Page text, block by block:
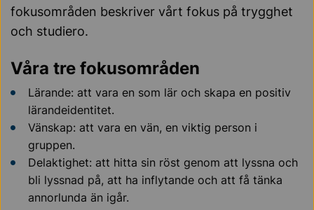
fokusområden beskriver vårt fokus på trygghet
och studiero.
Våra tre fokusområden
Lärande: att vara en som lär och skapa en positiv
lärandeidentitet.
Vänskap: att vara en vän, en viktig person i
gruppen.
Delaktighet: att hitta sin röst genom att lyssna och
bli lyssnad på, att ha inflytande och att få tänka
annorlunda än igår.